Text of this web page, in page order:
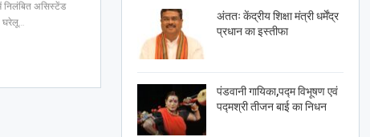
निलंबित असिस्टेंड
घरेलू…
अंततः केंद्रीय शिक्षा मंत्री धर्मेंद्र
प्रधान का इस्तीफा
पंडवानी गायिका,पद्म विभूषण एवं
पद्मश्री तीजन बाई का निधन